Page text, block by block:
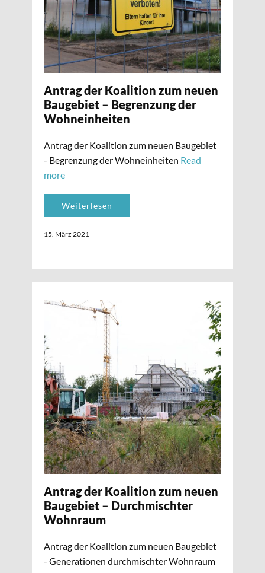
Antrag der Koalition zum neuen
Baugebiet – Begrenzung der
Wohneinheiten
Antrag der Koalition zum neuen Baugebiet
- Begrenzung der Wohneinheiten Read
more
Weiterlesen
15. März 2021
Antrag der Koalition zum neuen
Baugebiet – Durchmischter
Wohnraum
Antrag der Koalition zum neuen Baugebiet
- Generationen durchmischter Wohnraum